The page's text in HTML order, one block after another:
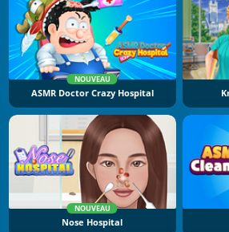
NOUVEAU
ASMR Doctor Crazy Hospital
NOUVEAU
Nose Hospital